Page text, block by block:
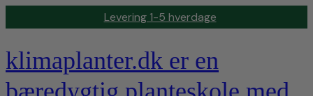
Levering 1-5 hverdage
klimaplanter.dk er en